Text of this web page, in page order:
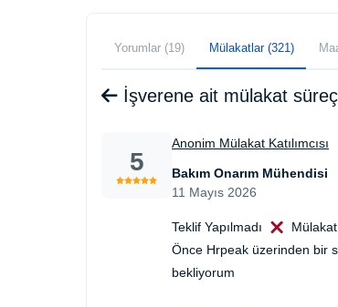
Yorumlar (19) Mülakatlar (321)
İşverene ait mülakat
5
Anonim Mülakat Katılımcısı
Bakım Onarım Mühendisi
11 Mayıs 2026
Teklif Yapılmadı
Önce Hrpeak üzerinden bir
bekliyorum